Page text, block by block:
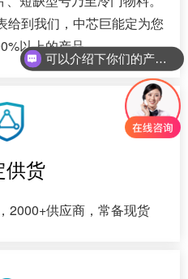
给到我们，中芯巨能定为您
以上的产品
供货
2000+供应商，常备现货
可以介绍下你们的产品么